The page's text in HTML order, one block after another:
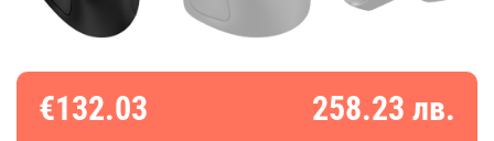
€132.03 258.23 лв.